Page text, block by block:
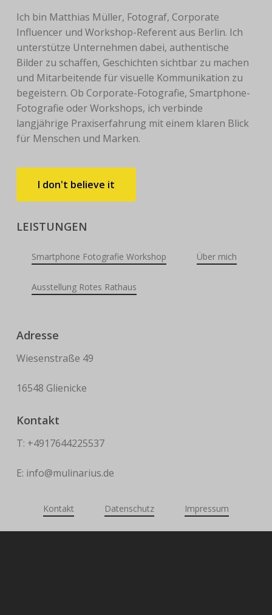
Ich bin Matthias Müller, Fotograf, Corporate
Influencer und Workshop-Referent aus Berlin. Ich
unterstütze Unternehmen dabei, authentische
Bilder zu schaffen, Geschichten sichtbar zu machen
und Mitarbeitende für visuelle Kommunikation zu
begeistern. Ob Corporate-Fotografie, Smartphone-
Fotografie oder Workshops, ich verbinde
langjährige Praxiserfahrung mit einem klaren Blick
für Menschen und Marken.
I don't believe it
LEISTUNGEN
Smartphone Fotografie Workshop Über mich
Ausstellung Rotes Rathaus
Adresse
Wiesenstraße 49
16548 Glienicke
Kontakt
T: +4917644225537
E: info@mulinarius.de
Kontakt Datenschutz Impressum